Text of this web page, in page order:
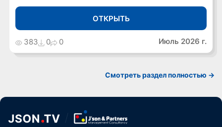
ОТКРЫТЬ
383 0 0 Июль 2026 г.
Cмотреть раздел полностью ->